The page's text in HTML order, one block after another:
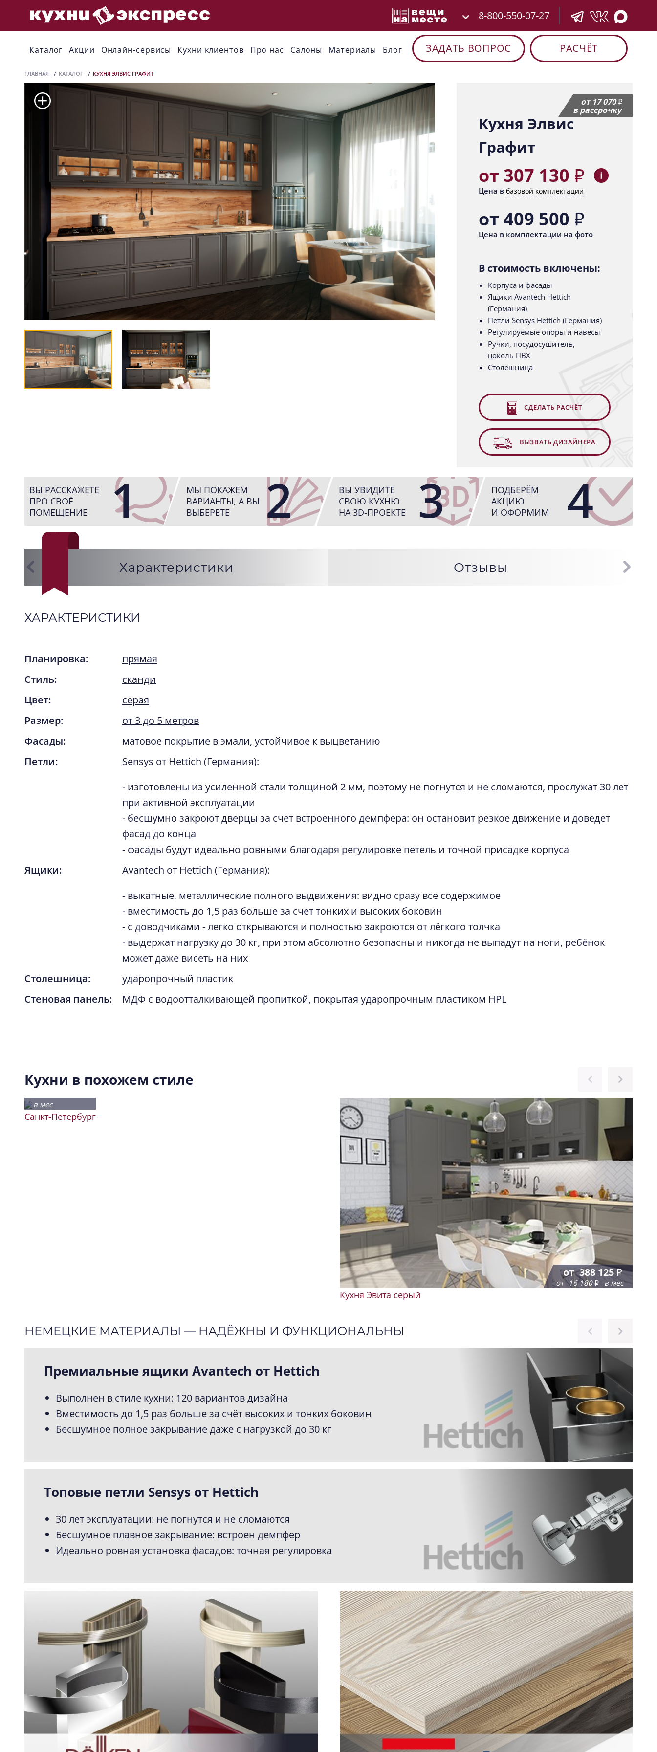
8-800-550-07-27
Каталог Акции Онлайн-сервисы Кухни клиентов Про нас Cалоны Материалы Блог ЗАДАТЬ ВОПРОС РАСЧЁТ
ГЛАВНАЯ КАТАЛОГ КУХНЯ ЭЛВИС ГРАФИТ
от 17 070
в рассрочку
Кухня Элвис
Графит
от 307 130
Цена вбазовой комплектации
от 409 500
Цена в комплектации на фото
В стоимость включены:
Корпуса и фасады
Ящики Avantech Hettich
(Германия)
Петли Sensys Hettich (Германия)
Регулируемые опоры и навесы
Ручки, посудосушитель,
цоколь ПВХ
Столешница
СДЕЛАТЬ РАСЧЁТ
ВЫЗВАТЬ ДИЗАЙНЕРА
ВЫ РАССКАЖЕТЕ
ПРО СВОЁ
ПОМЕЩЕНИЕ
1
МЫ ПОКАЖЕМ
ВАРИАНТЫ, А ВЫ
ВЫБЕРЕТЕ
2
ВЫ УВИДИТЕ
СВОЮ КУХНЮ
НА 3D-ПРОЕКТЕ
3
ПОДБЕРЁМ
АКЦИЮ
И ОФОРМИМ
4
Характеристики Отзывы
ХАРАКТЕРИСТИКИ
Планировка:
прямая
Стиль:
сканди
Цвет:
серая
Размер:
от 3 до 5 метров
Фасады:
матовое покрытие в эмали, устойчивое к выцветанию
Петли:
Sensys от Hettich (Германия):
- изготовлены из усиленной стали толщиной 2 мм, поэтому не погнутся и не сломаются, прослужат 30 лет
при активной эксплуатации
- бесшумно закроют дверцы за счет встроенного демпфера: он остановит резкое движение и доведет
фасад до конца
- фасады будут идеально ровными благодаря регулировке петель и точной присадке корпуса
Ящики:
Avantech от Hettich (Германия):
- выкатные, металлические полного выдвижения: видно сразу все содержимое
- вместимость до 1,5 раз больше за счет тонких и высоких боковин
- с доводчиками - легко открываются и полностью закроются от лёгкого толчка
- выдержат нагрузку до 30 кг, при этом абсолютно безопасны и никогда не выпадут на ноги, ребёнок
может даже висеть на них
Столешница:
ударопрочный пластик
Стеновая панель:
МДФ с водоотталкивающей пропиткой, покрытая ударопрочным пластиком HPL
ОТЗЫВЫ
протяжении всего времени (и до заказа, и после) была всегда на связи,
Дмитрий 26.02.2025
Кухню заказывали в мебельном центре на Богатырском проспекте, дом 18.
Заказ делали 1,5 месяца с учетом новогодних каникул. Все вовремя. В
Хочется отметить девушек дизайнеров Анастасию и Алину. Вежливые и…
Заказали мебель в "Кухни Экспресс" в ТРЦ Планета г Пермь. Менеджер
Надежда внимательно выслушала все наши пожелания и максимально
воплотила их в проекте. После изготовления и сборки были приятно удивлены
насколько соответствует реальность тому, что мы для себя визуализировали…
Иван 10.02.2025
Долго изучал отзывы, пытаясь найти хорошую фирму с грамотным
Подъехали к ним и в офисе составили проект, где все наглядно было видно.
Занимался нами внимательный сотрудник Александр, в итоге все получилось…
прочитать полностью
ВСЕ ОТЗЫВЫ
Кухни в похожем стиле
в мес
Санкт-Петербург
от 388 125
от 16 180 в мес
Кухня Эвита серый
НЕМЕЦКИЕ МАТЕРИАЛЫ — НАДЁЖНЫ И ФУНКЦИОНАЛЬНЫ
Премиальные ящики Avantech от Hettich
Выполнен в стиле кухни: 120 вариантов дизайна
Вместимость до 1,5 раз больше за счёт высоких и тонких боковин
Бесшумное полное закрывание даже с нагрузкой до 30 кг
Топовые петли Sensys от Hettich
30 лет эксплуатации: не погнутся и не сломаются
Бесшумное плавное закрывание: встроен демпфер
Идеально ровная установка фасадов: точная регулировка